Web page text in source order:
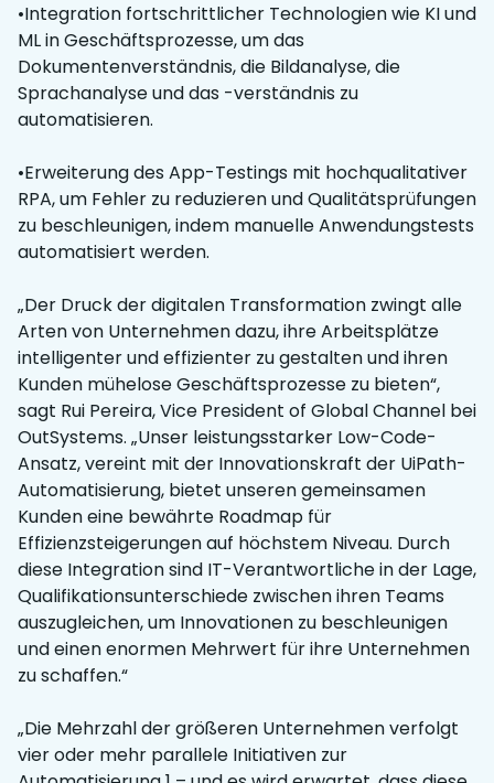
•Integration fortschrittlicher Technologien wie KI und
ML in Geschäftsprozesse, um das
Dokumentenverständnis, die Bildanalyse, die
Sprachanalyse und das -verständnis zu
automatisieren.
•Erweiterung des App-Testings mit hochqualitativer
RPA, um Fehler zu reduzieren und Qualitätsprüfungen
zu beschleunigen, indem manuelle Anwendungstests
automatisiert werden.
„Der Druck der digitalen Transformation zwingt alle
Arten von Unternehmen dazu, ihre Arbeitsplätze
intelligenter und effizienter zu gestalten und ihren
Kunden mühelose Geschäftsprozesse zu bieten“,
sagt Rui Pereira, Vice President of Global Channel bei
OutSystems. „Unser leistungsstarker Low-Code-
Ansatz, vereint mit der Innovationskraft der UiPath-
Automatisierung, bietet unseren gemeinsamen
Kunden eine bewährte Roadmap für
Effizienzsteigerungen auf höchstem Niveau. Durch
diese Integration sind IT-Verantwortliche in der Lage,
Qualifikationsunterschiede zwischen ihren Teams
auszugleichen, um Innovationen zu beschleunigen
und einen enormen Mehrwert für ihre Unternehmen
zu schaffen.“
„Die Mehrzahl der größeren Unternehmen verfolgt
vier oder mehr parallele Initiativen zur